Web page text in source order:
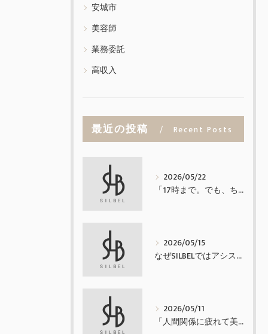
安城市
美容師
業務委託
高収入
最近の投稿 Recent Posts
2026/05/22
「17時まで。でも、ちゃんと稼げる業務委託。」
2026/05/15
なぜSILBELではアシスタントを置かないのか
2026/05/11
「人間関係に疲れて美容師を辞めたくなった方へ」